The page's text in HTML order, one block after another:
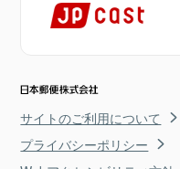
サイトのご利用について
プライバシーポリシー